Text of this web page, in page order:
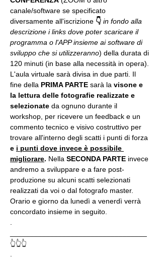
canale/software se specificato
diversamente all'iscrizione 👇 in fondo alla
descrizione i links dove poter scaricare il
programma o l'APP insieme ai software di
sviluppo che si utilizzeranno) della durata di
120 minuti (in base alla necessità in opera).
L'aula virtuale sarà divisa in due parti. Il
fine della PRIMA PARTE sarà la visone e
la lettura delle fotografie realizzate e
selezionate da ognuno durante il
workshop, per ricevere un feedback e un
commento tecnico e visivo costruttivo per
trovare all'interno degli scatti i punti di forza
e i punti dove invece è possibile
migliorare. Nella SECONDA PARTE invece
andremo a sviluppare e a fare post-
produzione su alcuni scatti selezionati
realizzati da voi o dal fotografo master.
Orario e giorno da lunedì a venerdì verrà
concordato insieme in seguito.
👆👆👆